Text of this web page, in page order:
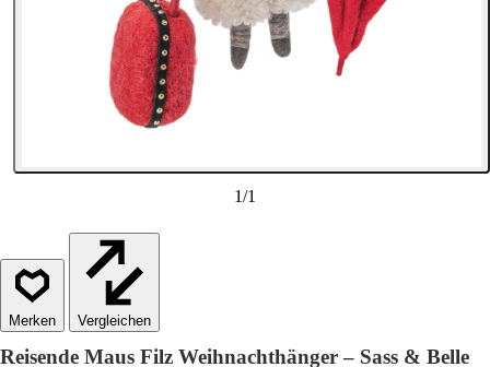
1/1
Vergleichen
Reisende Maus Filz Weihnachthänger – Sass & Belle